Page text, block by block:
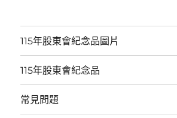
115年股東會紀念品圖片
115年股東會紀念品
常見問題